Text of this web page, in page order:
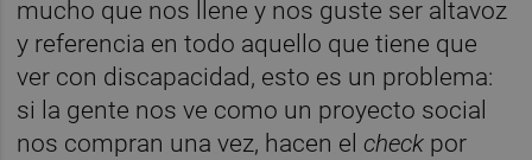
mucho que nos llene y nos guste ser altavoz
y referencia en todo aquello que tiene que
ver con discapacidad, esto es un problema:
si la gente nos ve como un proyecto social
nos compran una vez, hacen elcheck por